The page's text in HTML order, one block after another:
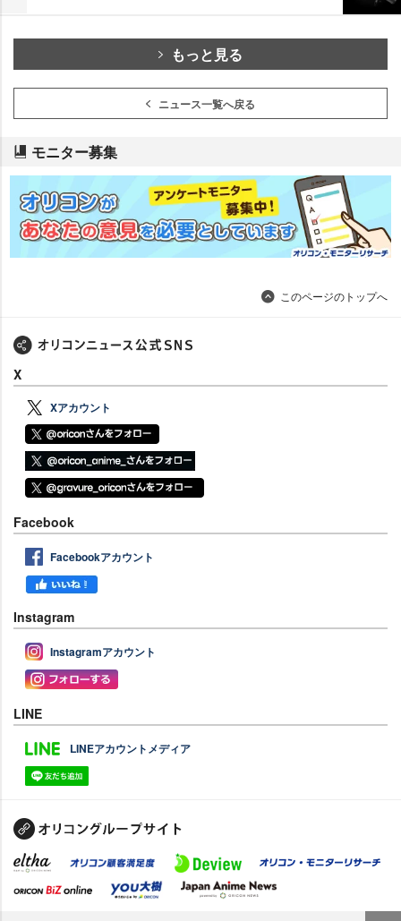
もっと見る
ニュース一覧へ戻る
モニター募集
このページのトップへ
X
Xアカウント
Facebook
Facebookアカウント
Instagram
Instagramアカウント
LINE
LINEアカウントメディア